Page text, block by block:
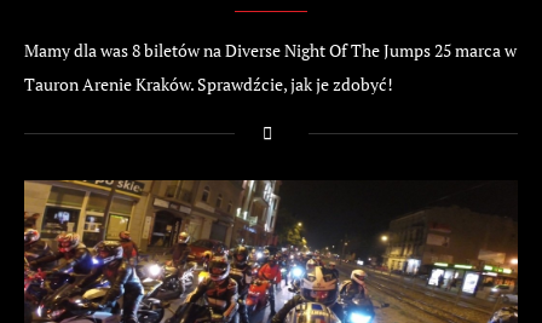
Mamy dla was 8 biletów na Diverse Night Of The Jumps 25 marca w
Tauron Arenie Kraków. Sprawdźcie, jak je zdobyć!